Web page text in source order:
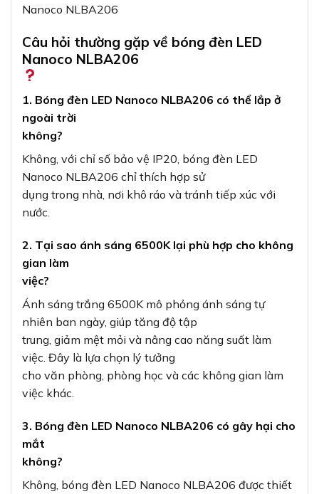
Câu hỏi thường gặp về bóng đèn LED
Nanoco NLBA206
1. Bóng đèn LED Nanoco NLBA206 có thể lắp ở
ngoài trời
không?
Không, với chỉ số bảo vệ IP20, bóng đèn LED
Nanoco NLBA206 chỉ thích hợp sử
dụng trong nhà, nơi khô ráo và tránh tiếp xúc với
nước.
2. Tại sao ánh sáng 6500K lại phù hợp cho không
gian làm
việc?
Ánh sáng trắng 6500K mô phỏng ánh sáng tự
nhiên ban ngày, giúp tăng độ tập
trung, giảm mệt mỏi và nâng cao năng suất làm
việc. Đây là lựa chọn lý tưởng
cho văn phòng, phòng học và các không gian làm
việc khác.
3. Bóng đèn LED Nanoco NLBA206 có gây hại cho
mắt
không?
Không, bóng đèn LED Nanoco NLBA206 được thiết